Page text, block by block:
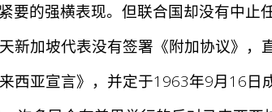
要的强横表现。但联合国却没有中止
加坡代表没有签署《附加协议》，
亚宣言》，并定于1963年9月16日